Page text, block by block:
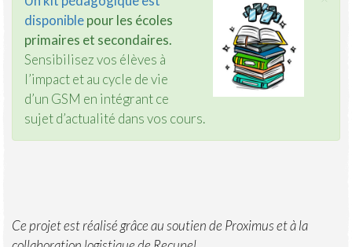
disponiblepour les écoles
primaires et secondaires.
Sensibilisez vos élèves à
l’impact et au cycle de vie
d’un GSM en intégrant ce
sujet d’actualité dans vos cours.
Ce projet est réalisé grâce au soutien de Proximus et à la